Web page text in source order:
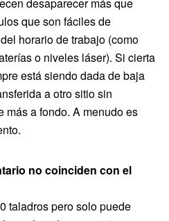
que son fáciles de
horario de trabajo (como
o niveles láser). Si cierta
está siendo dada de baja
a otro sitio sin
más a fondo. A menudo es
no coinciden con el
taladros pero solo puede